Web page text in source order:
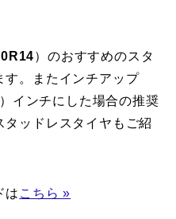
）のおすすめのスタ
す。またインチアップ
インチにした場合の推奨
タッドレスタイヤもご紹
は こちら »